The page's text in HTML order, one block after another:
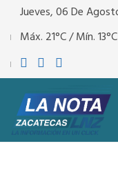
Jueves, 06 De
Máx. 21°C / Mín.